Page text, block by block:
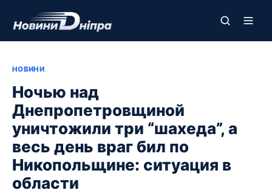
НОВИНИ
Ночью над
Днепропетровщиной
уничтожили три “шахеда”, а
весь день враг бил по
Никопольщине: ситуация в
области